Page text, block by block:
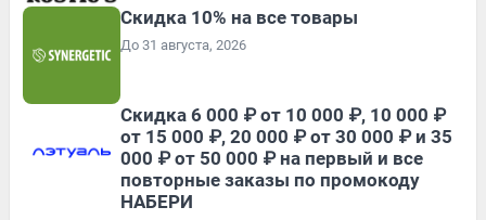
Скидка 10% на все товары
До 31 августа, 2026
Скидка 6 000 ₽ от 10 000 ₽, 10 000 ₽
от 15 000 ₽, 20 000 ₽ от 30 000 ₽ и 35
000 ₽ от 50 000 ₽ на первый и все
повторные заказы по промокоду
НАБЕРИ